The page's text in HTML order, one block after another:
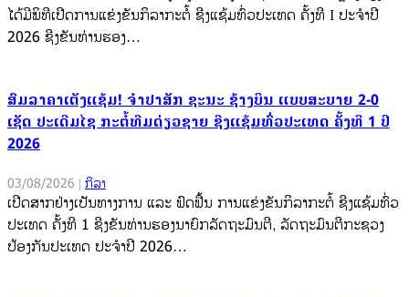
ໄດ້ມີພິທີເປີດການແຂ່ງຂັນກິລາກະຕໍ້ ຊີງແຊ້ມທົ່ວປະເທດ ຄັ້ງທີ I ປະຈຳປີ
2026 ຊີງຂັນທ່ານຮອງ…
ສົມລາຄາເຕັງແຊ້ມ! ຈຳປາສັກ ຊະນະ ຊ້າງບິນ ແບບສະບາຍ 2-0
ເຊັດ ປະເດີມໄຊ ກະຕໍ້ທີມດ່ຽວຊາຍ ຊີງແຊ້ມທົ່ວປະເທດ ຄັ້ງທີ 1 ປີ
2026
03/08/2026 | ກິລາ
ເປີດສາກຢ່າງເປັນທາງການ ແລະ ຟົດຟື້ນ ການແຂ່ງຂັນກິລາກະຕໍ້ ຊີງແຊ້ມທົ່ວ
ປະເທດ ຄັ້ງທີ 1 ຊີງຂັນທ່ານຮອງນາຍົກລັດຖະມົນຕີ, ລັດຖະມົນຕີກະຊວງ
ປ້ອງກັນປະເທດ ປະຈຳປີ 2026…